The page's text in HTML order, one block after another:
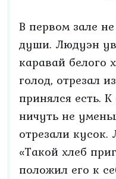
В первом зале
души. Людуэн
каравай белого
голод, отрезал
принялся есть.
ничуть не
отрезали
«Такой хлеб
положил его к